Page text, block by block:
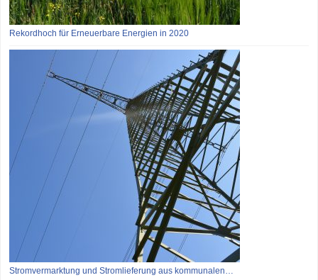
Rekordhoch für Erneuerbare Energien in 2020
Stromvermarktung und Stromlieferung aus kommunalen…